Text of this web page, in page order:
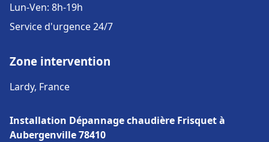
Lun-Ven: 8h-19h
Service d'urgence 24/7
Zone intervention
Lardy, France
Installation Dépannage chaudière Frisquet à
Aubergenville 78410